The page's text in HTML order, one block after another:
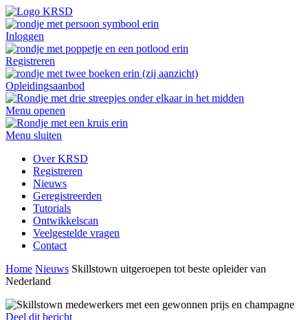
Inloggen
Registreren
Opleidingsaanbod
Menu openen
Menu sluiten
Over KRSD
Registreren
Nieuws
Geregistreerden
Tutorials
Ontwikkelscan
Veelgestelde vragen
Contact
Home Nieuws Skillstown uitgeroepen tot beste opleider van
Nederland
Deel dit bericht